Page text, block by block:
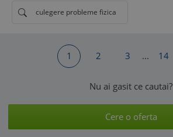
culegere probleme fizica
1 2 3 ... 14
Nu ai gasit ce cautai?
Cere o oferta